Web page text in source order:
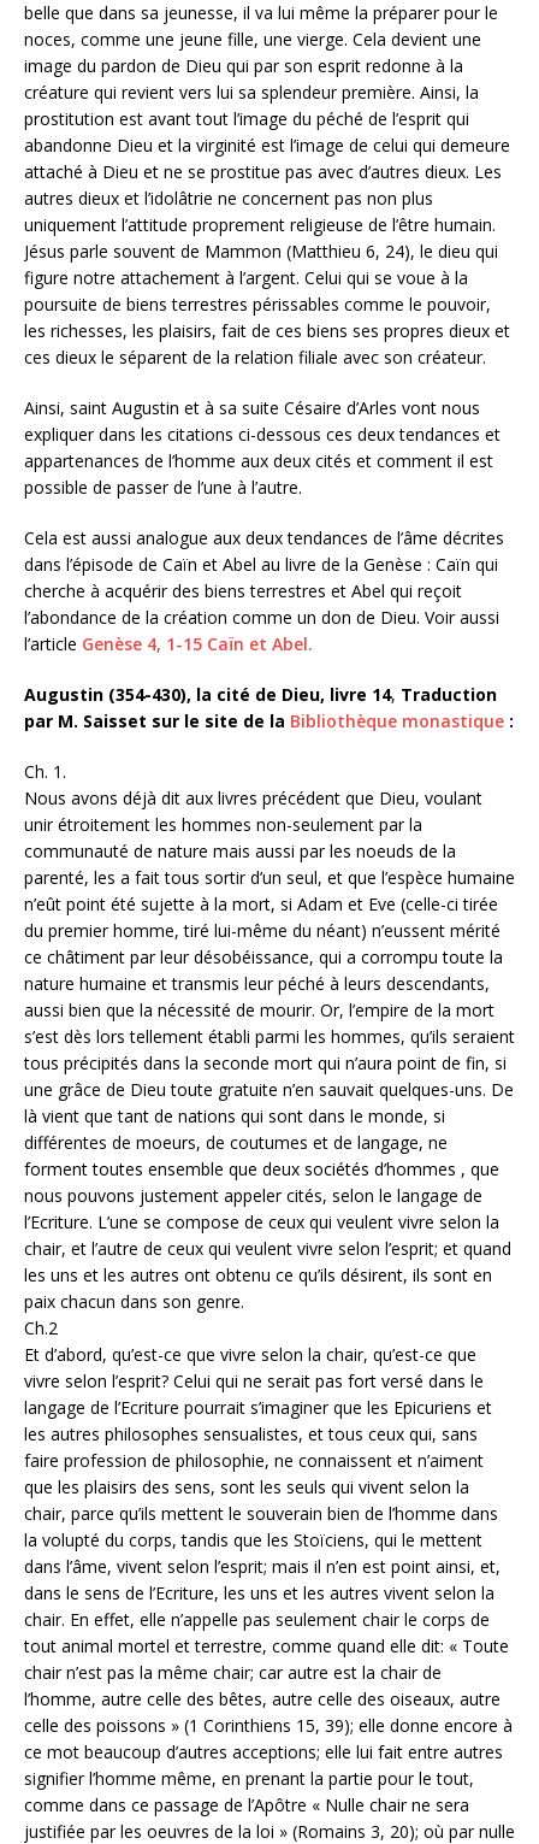
belle que dans sa jeunesse, il va lui même la préparer pour le
noces, comme une jeune fille, une vierge. Cela devient une
image du pardon de Dieu qui par son esprit redonne à la
créature qui revient vers lui sa splendeur première. Ainsi, la
prostitution est avant tout l’image du péché de l’esprit qui
abandonne Dieu et la virginité est l’image de celui qui demeure
attaché à Dieu et ne se prostitue pas avec d’autres dieux. Les
autres dieux et l’idolâtrie ne concernent pas non plus
uniquement l’attitude proprement religieuse de l’être humain.
Jésus parle souvent de Mammon (Matthieu 6, 24), le dieu qui
figure notre attachement à l’argent. Celui qui se voue à la
poursuite de biens terrestres périssables comme le pouvoir,
les richesses, les plaisirs, fait de ces biens ses propres dieux et
ces dieux le séparent de la relation filiale avec son créateur.
Ainsi, saint Augustin et à sa suite Césaire d’Arles vont nous
expliquer dans les citations ci-dessous ces deux tendances et
appartenances de l’homme aux deux cités et comment il est
possible de passer de l’une à l’autre.
Cela est aussi analogue aux deux tendances de l’âme décrites
dans l’épisode de Caïn et Abel au livre de la Genèse : Caïn qui
cherche à acquérir des biens terrestres et Abel qui reçoit
l’abondance de la création comme un don de Dieu. Voir aussi
l’article Genèse 4, 1-15 Caïn et Abel.
Augustin (354-430), la cité de Dieu, livre 14, Traduction
par M. Saisset sur le site de la Bibliothèque monastique :
Ch. 1.
Nous avons déjà dit aux livres précédent que Dieu, voulant
unir étroitement les hommes non-seulement par la
communauté de nature mais aussi par les noeuds de la
parenté, les a fait tous sortir d’un seul, et que l’espèce humaine
n’eût point été sujette à la mort, si Adam et Eve (celle-ci tirée
du premier homme, tiré lui-même du néant) n’eussent mérité
ce châtiment par leur désobéissance, qui a corrompu toute la
nature humaine et transmis leur péché à leurs descendants,
aussi bien que la nécessité de mourir. Or, l’empire de la mort
s’est dès lors tellement établi parmi les hommes, qu’ils seraient
tous précipités dans la seconde mort qui n’aura point de fin, si
une grâce de Dieu toute gratuite n’en sauvait quelques-uns. De
là vient que tant de nations qui sont dans le monde, si
différentes de moeurs, de coutumes et de langage, ne
forment toutes ensemble que deux sociétés d’hommes , que
nous pouvons justement appeler cités, selon le langage de
l’Ecriture. L’une se compose de ceux qui veulent vivre selon la
chair, et l’autre de ceux qui veulent vivre selon l’esprit; et quand
les uns et les autres ont obtenu ce qu’ils désirent, ils sont en
paix chacun dans son genre.
Ch.2
Et d’abord, qu’est-ce que vivre selon la chair, qu’est-ce que
vivre selon l’esprit? Celui qui ne serait pas fort versé dans le
langage de l’Ecriture pourrait s’imaginer que les Epicuriens et
les autres philosophes sensualistes, et tous ceux qui, sans
faire profession de philosophie, ne connaissent et n’aiment
que les plaisirs des sens, sont les seuls qui vivent selon la
chair, parce qu’ils mettent le souverain bien de l’homme dans
la volupté du corps, tandis que les Stoïciens, qui le mettent
dans l’âme, vivent selon l’esprit; mais il n’en est point ainsi, et,
dans le sens de l’Ecriture, les uns et les autres vivent selon la
chair. En effet, elle n’appelle pas seulement chair le corps de
tout animal mortel et terrestre, comme quand elle dit: « Toute
chair n’est pas la même chair; car autre est la chair de
l’homme, autre celle des bêtes, autre celle des oiseaux, autre
celle des poissons » (1 Corinthiens 15, 39); elle donne encore à
ce mot beaucoup d’autres acceptions; elle lui fait entre autres
signifier l’homme même, en prenant la partie pour le tout,
comme dans ce passage de l’Apôtre « Nulle chair ne sera
justifiée par les oeuvres de la loi » (Romains 3, 20); où par nulle